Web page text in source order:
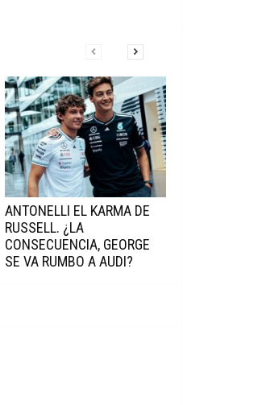
ANTONELLI EL KARMA DE
RUSSELL. ¿LA
CONSECUENCIA, GEORGE
SE VA RUMBO A AUDI?